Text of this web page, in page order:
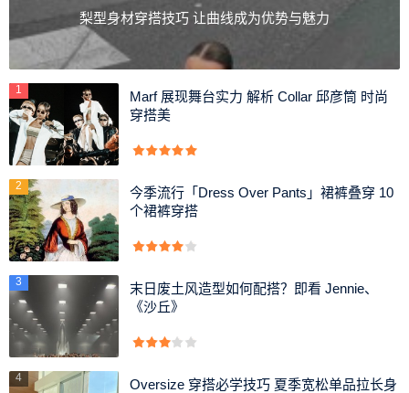
微胖女人不像有骨感瘦瘦的女生的身材这么好，微胖女生
的身上肉呼呼的，脸上也是肉嘟嘟，仿佛像个小孩子，看上
去格外的舒适。因为身材不是非常好，所以在穿衣打扮方面
会有局限，不会太暴露，走路上不会太显眼，也不迷人省的
引来目光。肉肉的女孩子穿裙子会很可爱，用卡哇伊这个词
用来形容也不为过，在冬天的时候热度就像一个小暖炉。
身体健康不挑食
梨型身材穿搭技巧 让曲线成为优势与魅力
1
Marf 展现舞台实力 解析 Collar 邱彦筒 时尚
穿搭美
2
今季流行「Dress Over Pants」裙裤叠穿 10
个裙裤穿搭
3
末日废土风造型如何配搭？即看 Jennie、
《沙丘》
4
Oversize 穿搭必学技巧 夏季宽松单品拉长身